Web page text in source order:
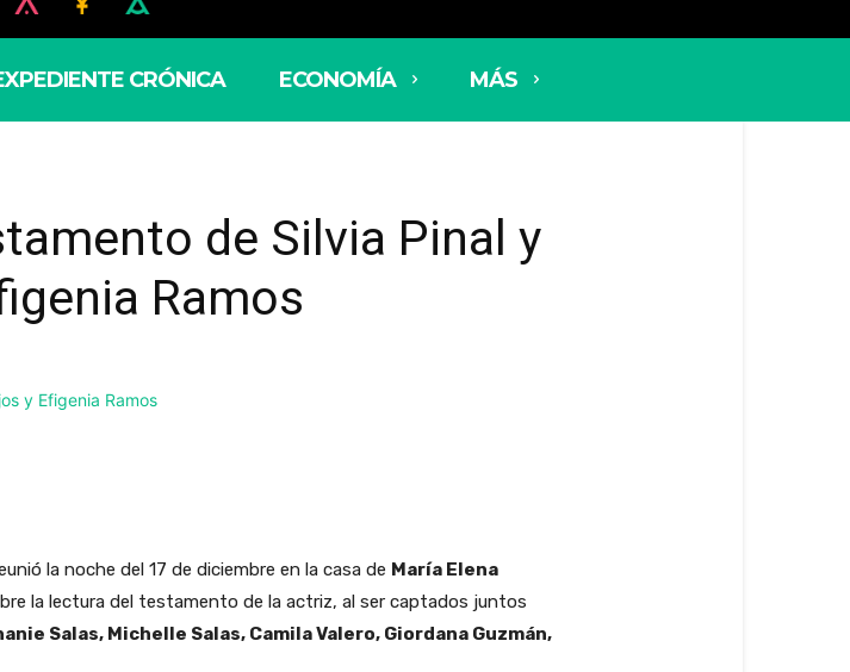
CRÓNICA ECONOMÍA MÁS
de Silvia Pinal y
Ramos
la noche del 17 de diciembre en la casa de María Elena
la lectura del testamento de la actriz, al ser captados juntos
Salas, Michelle Salas, Camila Valero, Giordana Guzmán,